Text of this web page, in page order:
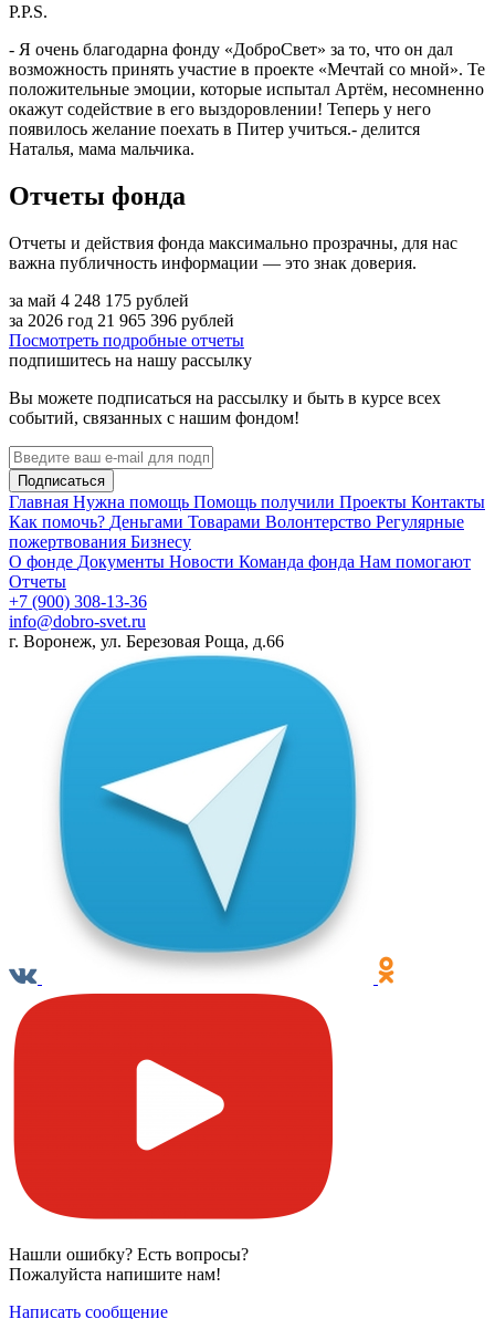
P.P.S.
- Я очень благодарна фонду «ДоброСвет» за то, что он дал
возможность принять участие в проекте «Мечтай со мной». Те
положительные эмоции, которые испытал Артём, несомненно
окажут содействие в его выздоровлении! Теперь у него
появилось желание поехать в Питер учиться.- делится
Наталья, мама мальчика.
Отчеты фонда
Отчеты и действия фонда максимально прозрачны, для нас
важна публичность информации — это знак доверия.
за май 4 248 175 рублей
за 2026 год 21 965 396 рублей
Посмотреть подробные отчеты
подпишитесь на нашу рассылку
Вы можете подписаться на рассылку и быть в курсе всех
событий, связанных с нашим фондом!
Подписаться
Главная Нужна помощь Помощь получили Проекты Контакты
Как помочь? Деньгами Товарами Волонтерство Регулярные
пожертвования Бизнесу
О фонде Документы Новости Команда фонда Нам помогают
Отчеты
+7 (900) 308-13-36
info@dobro-svet.ru
г. Воронеж, ул. Березовая Роща, д.66
Нашли ошибку? Есть вопросы?
Пожалуйста напишите нам!
Написать сообщение